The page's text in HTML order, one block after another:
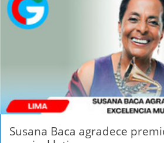
Susana Baca agradece